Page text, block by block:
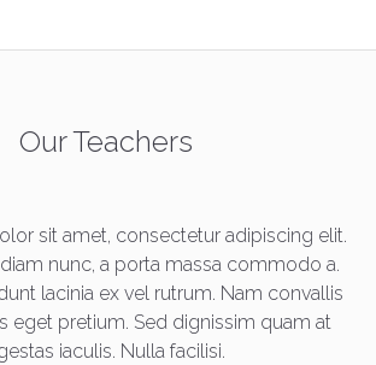
Our Teachers
sit amet, consectetur adipiscing elit.
nunc, a porta massa commodo a.
lacinia ex vel rutrum. Nam convallis
eget pretium. Sed dignissim quam at
iaculis. Nulla facilisi.